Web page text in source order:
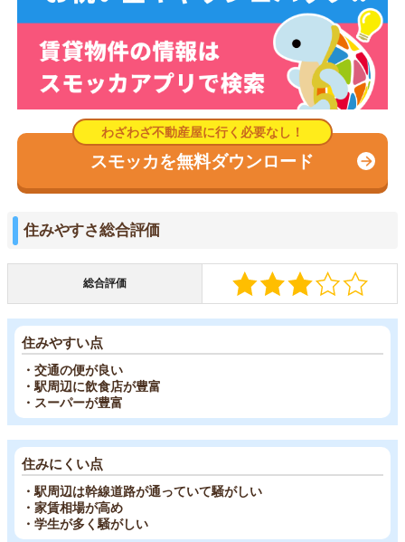
スモッカを無料ダウンロード
住みやすさ総合評価
総合評価
住みやすい点
・交通の便が良い
・駅周辺に飲食店が豊富
・スーパーが豊富
住みにくい点
・駅周辺は幹線道路が通っていて騒がしい
・家賃相場が高め
・学生が多く騒がしい